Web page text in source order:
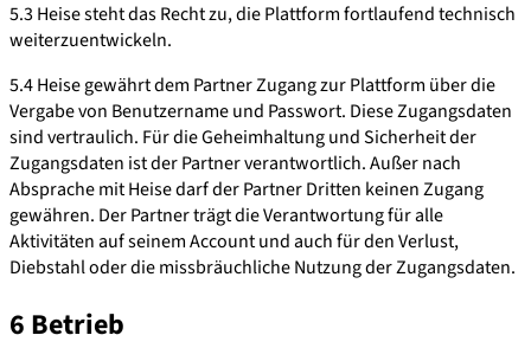
5.3 Heise steht das Recht zu, die Plattform fortlaufend technisch
weiterzuentwickeln.
5.4 Heise gewährt dem Partner Zugang zur Plattform über die
Vergabe von Benutzername und Passwort. Diese Zugangsdaten
sind vertraulich. Für die Geheimhaltung und Sicherheit der
Zugangsdaten ist der Partner verantwortlich. Außer nach
Absprache mit Heise darf der Partner Dritten keinen Zugang
gewähren. Der Partner trägt die Verantwortung für alle
Aktivitäten auf seinem Account und auch für den Verlust,
Diebstahl oder die missbräuchliche Nutzung der Zugangsdaten.
6 Betrieb